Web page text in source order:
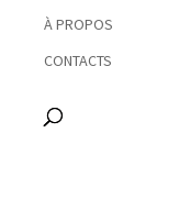
À PROPOS
CONTACTS